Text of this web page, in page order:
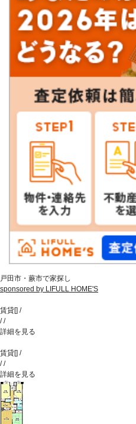
戸田市・蕨市で家探し
sponsored by LIFULL HOME'S
賃貸[] /
//
詳細を見る
賃貸[] /
//
詳細を見る